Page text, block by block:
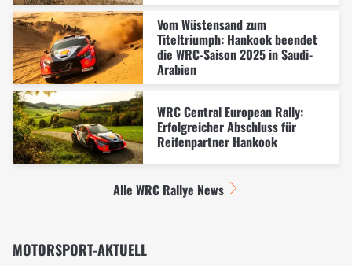
Vom Wüstensand zum
Titeltriumph: Hankook beendet
die WRC-Saison 2025 in Saudi-
Arabien
WRC Central European Rally:
Erfolgreicher Abschluss für
Reifenpartner Hankook
Alle WRC Rallye News
MOTORSPORT-AKTUELL